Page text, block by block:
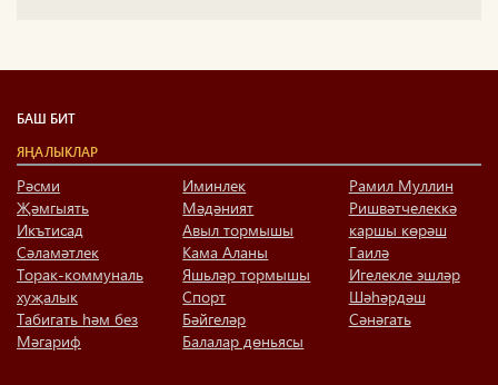
БАШ БИТ
ЯҢАЛЫКЛАР
Рәсми
Җәмгыять
Икътисад
Сәламәтлек
Торак-коммуналь
хуҗалык
Табигать һәм без
Мәгариф
Иминлек
Мәдәният
Авыл тормышы
Кама Аланы
Яшьләр тормышы
Спорт
Бәйгеләр
Балалар дөньясы
Рамил Муллин
Ришвәтчелеккә
каршы көрәш
Гаилә
Игелекле эшләр
Шәһәрдәш
Сәнәгать